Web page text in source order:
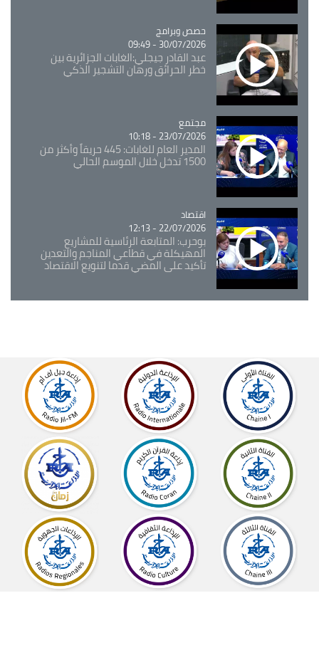
Catégorie
حصص وبرامج
30/07/2026 - 09:49
عبد القادر جيجلي:الغابات الجزائرية بين
خطر الحرائق ورهان التشجير الذكي
Catégorie
مجتمع
23/07/2026 - 10:18
المدير العام للغابات: 445 حريقاً وأكثر من
1500 تدخل خلال الموسم الحالي
Catégorie
اقتصاد
22/07/2026 - 12:13
بوحرب: المتابعة الرئاسية للمشاريع
المهيكلة في قطاعي المناجم والتعدين
تأكيد على المضي قدما لتنويع الاقتصاد